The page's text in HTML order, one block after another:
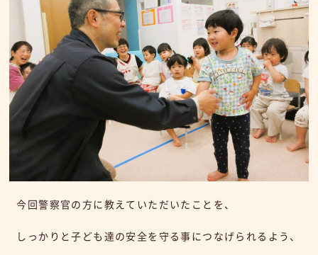
今回警察官の方に教えていただいたことを、
しっかりと子ども達の安全を守る事につなげられるよう、